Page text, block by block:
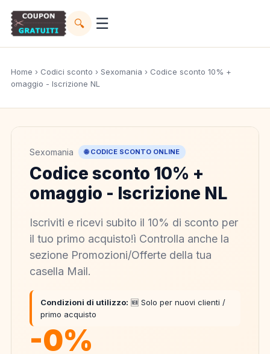
🔍 ☰
Home › Codici sconto › Sexomania › Codice sconto 10% +
omaggio - Iscrizione NL
Sexomania 🌐 CODICE SCONTO ONLINE
Codice sconto 10% +
omaggio - Iscrizione NL
Iscriviti e ricevi subito il 10% di sconto per
il tuo primo acquisto!ì Controlla anche la
sezione Promozioni/Offerte della tua
casella Mail.
Condizioni di utilizzo: 🆕 Solo per nuovi clienti /
primo acquisto
-0%